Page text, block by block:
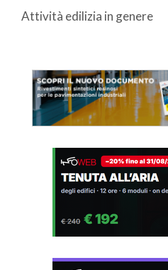
Attività edilizia in genere